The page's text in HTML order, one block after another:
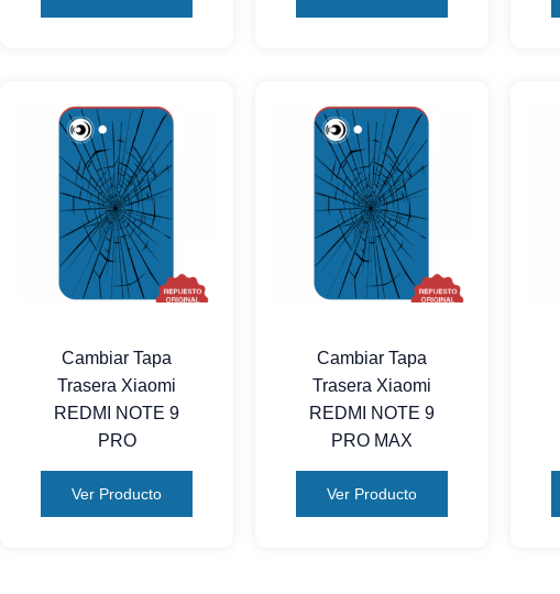
Cambiar Tapa
Trasera Xiaomi
REDMI NOTE 9
PRO
Ver Producto
Cambiar Tapa
Trasera Xiaomi
REDMI NOTE 9
PRO MAX
Ver Producto